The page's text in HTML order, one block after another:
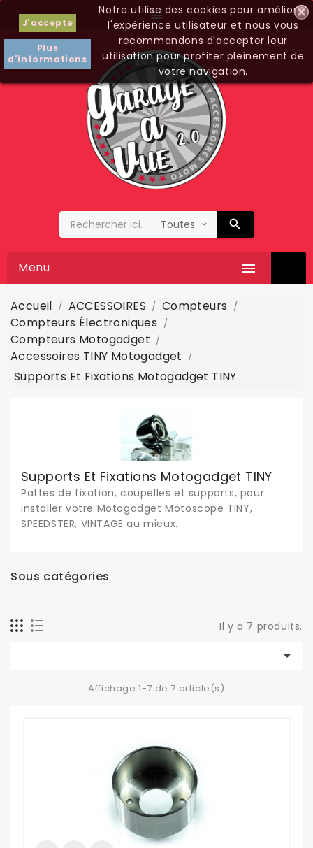

J'accepte
Plus
d'informations
Notre utilise des cookies pour améliorer
l'expérience utilisateur et nous vous
recommandons d'accepter leur
utilisation pour profiter pleinement de
votre navigation.

Menu
Accueil ACCESSOIRES
Compteurs
Compteurs Électroniques
Compteurs Motogadget
Accessoires TINY Motogadget
Supports Et Fixations Motogadget TINY
Supports Et Fixations Motogadget TINY
Pattes de fixation, coupelles et supports, pour
installer votre Motogadget Motoscope TINY,
SPEEDSTER, VINTAGE au mieux.
Sous catégories
Il y a 7 produits.

Affichage 1-7 de 7 article(s)